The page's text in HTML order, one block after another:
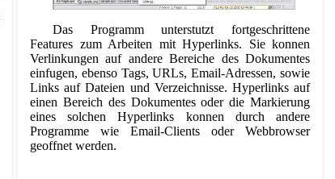
Das Programm unterstutzt fortgeschrittene
Features zum Arbeiten mit Hyperlinks. Sie konnen
Verlinkungen auf andere Bereiche des Dokumentes
einfugen, ebenso Tags, URLs, Email-Adressen, sowie
Links auf Dateien und Verzeichnisse. Hyperlinks auf
einen Bereich des Dokumentes oder die Markierung
eines solchen Hyperlinks konnen durch andere
Programme wie Email-Clients oder Webbrowser
geoffnet werden.